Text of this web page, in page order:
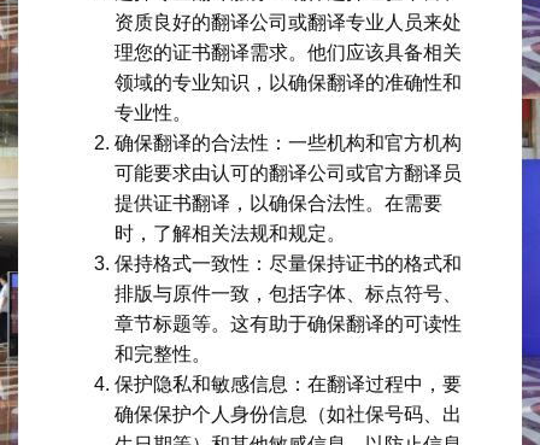
资质良好的翻译公司或翻译专业人员来处
理您的证书翻译需求。他们应该具备相关
领域的专业知识，以确保翻译的准确性和
专业性。
确保翻译的合法性：一些机构和官方机构
可能要求由认可的翻译公司或官方翻译员
提供证书翻译，以确保合法性。在需要
时，了解相关法规和规定。
保持格式一致性：尽量保持证书的格式和
排版与原件一致，包括字体、标点符号、
章节标题等。这有助于确保翻译的可读性
和完整性。
保护隐私和敏感信息：在翻译过程中，要
确保保护个人身份信息（如社保号码、出